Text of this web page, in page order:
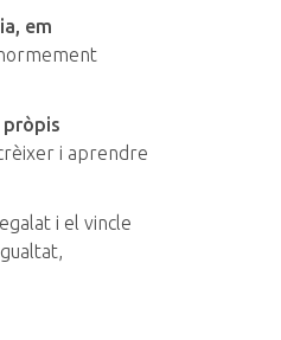
em
pròpis
i aprendre
i el vincle